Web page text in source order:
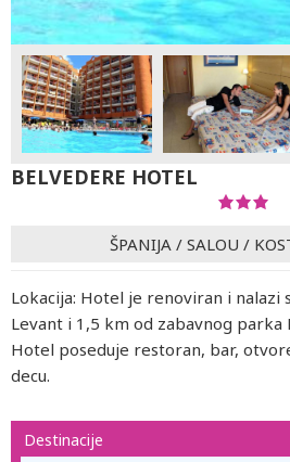
BELVEDERE HOTEL
ŠPANIJA / SALOU /
Lokacija: Hotel je renoviran i nalazi
Levant i 1,5 km od zabavnog parka
Hotel poseduje restoran, bar,
decu.
Destinacije